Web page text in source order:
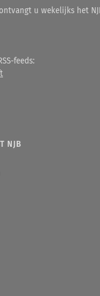
u wekelijks het
feeds:
NJB